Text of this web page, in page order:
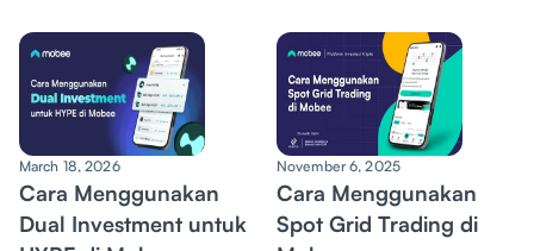
March 18, 2026
Cara Menggunakan
Dual Investment untuk
November 6, 2025
Cara Menggunakan
Spot Grid Trading di